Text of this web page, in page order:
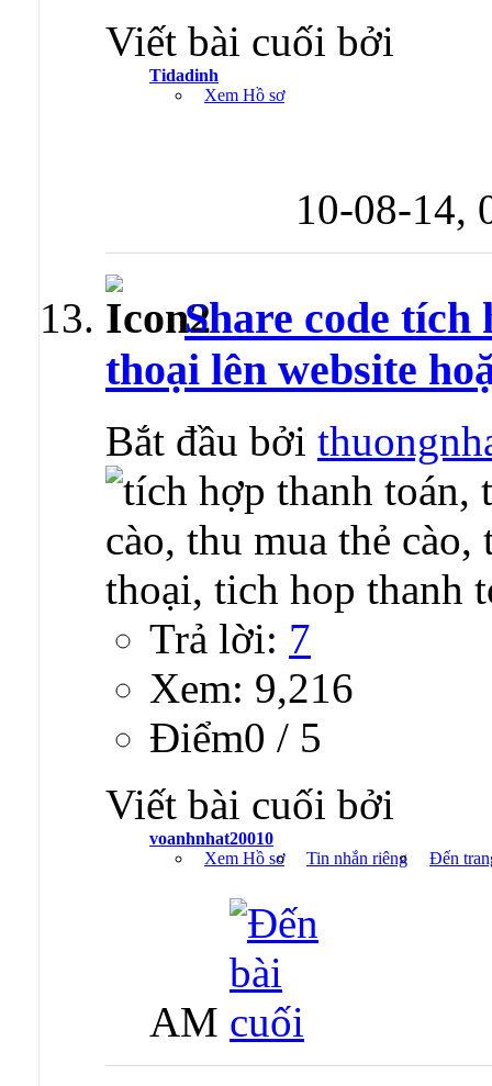
Viết bài cuối bởi
Tidadinh
Xem Hồ sơ
10-08-14,
Share code tích
thoại lên website
Bắt đầu bởi
Trả lời: 7
Xem: 9,216
Ðiểm0 / 5
Viết bài cuối bởi
voanhnhat20010
Xem Hồ sơ
Tin nhắn riêng Đến
AM